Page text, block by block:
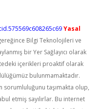
Yasal
Bilgi Teknolojileri ve
bir Yer Sağlayıcı olarak
içerikleri proaktif olarak
bulunmamaktadır.
sorumluluğunu taşımakta olup,
etmiş sayılırlar. Bu internet